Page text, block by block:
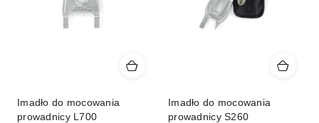
Imadło do mocowania
prowadnicy L700
Imadło do mocowania
prowadnicy S260